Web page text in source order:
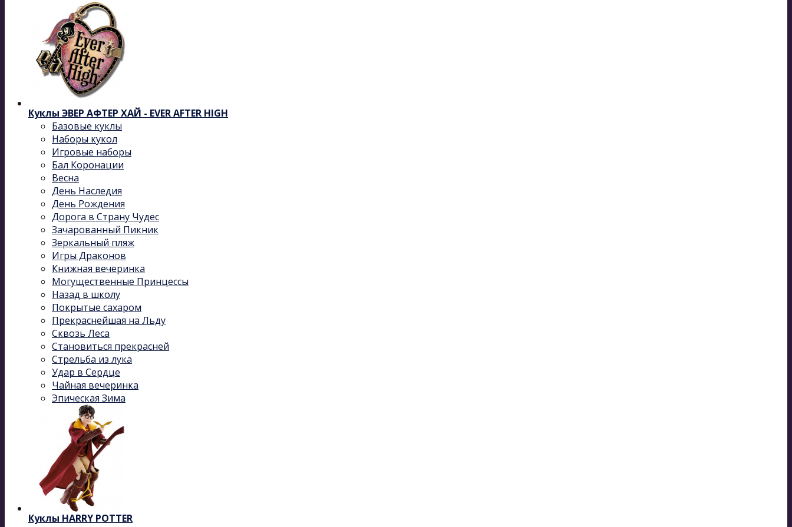
Куклы ЭВЕР АФТЕР ХАЙ - EVER AFTER HIGH
Базовые куклы
Наборы кукол
Игровые наборы
Бал Коронации
Весна
День Наследия
День Рождения
Дорога в Страну Чудес
Зачарованный Пикник
Зеркальный пляж
Игры Драконов
Книжная вечеринка
Могущественные Принцессы
Назад в школу
Покрытые сахаром
Прекраснейшая на Льду
Сквозь Леса
Становиться прекрасней
Стрельба из лука
Удар в Сердце
Чайная вечеринка
Эпическая Зима
Куклы HARRY POTTER